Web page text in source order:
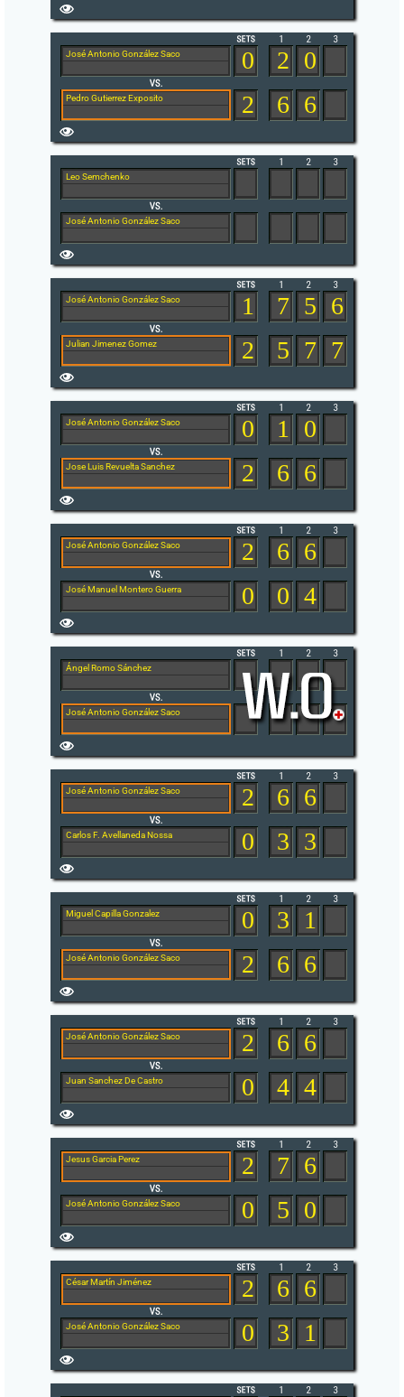
José Antonio González Saco
Pedro Gutierrez Exposito
0
2
2 0
6 6
Leo Semchenko
José Antonio González Saco
José Antonio González Saco
Julian Jimenez Gomez
1
2
7 5 6
5 7 7
José Antonio González Saco
Jose Luis Revuelta Sanchez
0
2
1
0
6 6
José Antonio González Saco
José Manuel Montero Guerra
2
0
6 6
0 4
Ángel Romo Sánchez
José Antonio González Saco
José Antonio González Saco
Carlos F. Avellaneda Nossa
2
0
6 6
3 3
Miguel Capilla Gonzalez
José Antonio González Saco
0
2
3
1
6 6
José Antonio González Saco
Juan Sanchez De Castro
2
0
6 6
4 4
Jesus Garcia Perez
José Antonio González Saco
2
0
7 6
5 0
César Martín Jiménez
José Antonio González Saco
2
0
6 6
3
1